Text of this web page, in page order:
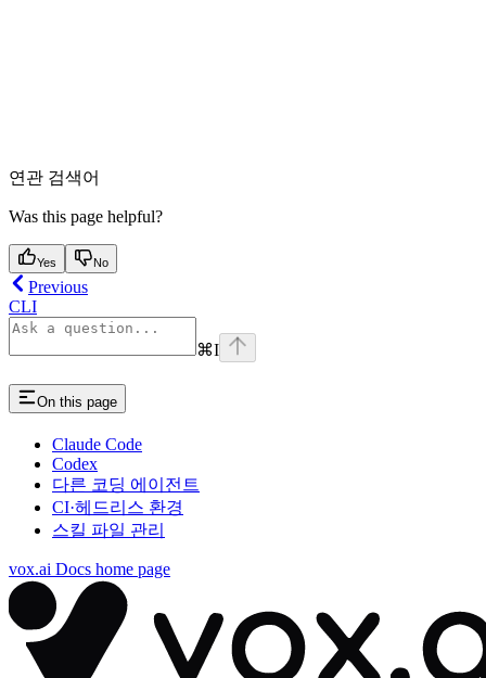
연관 검색어
Was this page helpful?
Yes No
Previous
CLI
⌘I
On this page
Claude Code
Codex
다른 코딩 에이전트
CI·헤드리스 환경
스킬 파일 관리
vox.ai Docs home page